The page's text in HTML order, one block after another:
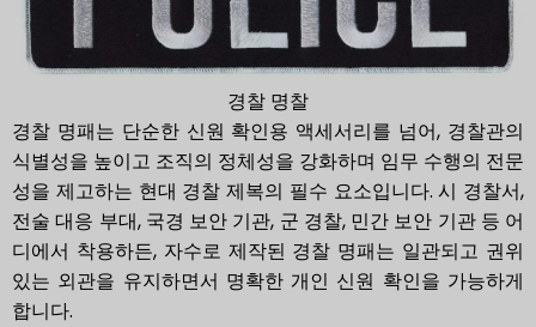
경찰 명찰
경찰 명패는 단순한 신원 확인용 액세서리를 넘어, 경찰관의
식별성을 높이고 조직의 정체성을 강화하며 임무 수행의 전문
성을 제고하는 현대 경찰 제복의 필수 요소입니다. 시 경찰서,
전술 대응 부대, 국경 보안 기관, 군 경찰, 민간 보안 기관 등 어
디에서 착용하든, 자수로 제작된 경찰 명패는 일관되고 권위
있는 외관을 유지하면서 명확한 개인 신원 확인을 가능하게
합니다.